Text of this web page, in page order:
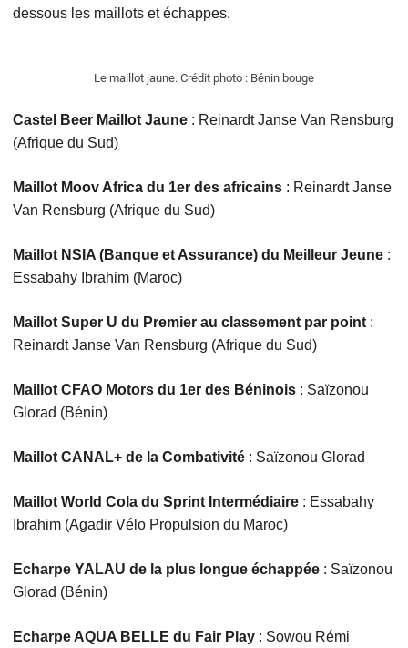
dessous les maillots et échappes.
Le maillot jaune. Crédit photo : Bénin bouge
Castel Beer Maillot Jaune: Reinardt Janse Van Rensburg
(Afrique du Sud)
Maillot Moov Africa du 1er des africains: Reinardt Janse
Van Rensburg (Afrique du Sud)
Maillot NSIA (Banque et Assurance) du Meilleur Jeune:
Essabahy Ibrahim (Maroc)
Maillot Super U du Premier au classement par point:
Reinardt Janse Van Rensburg (Afrique du Sud)
Maillot CFAO Motors du 1er des Béninois: Saïzonou
Glorad (Bénin)
Maillot CANAL+ de la Combativité: Saïzonou Glorad
Maillot World Cola du Sprint Intermédiaire: Essabahy
Ibrahim (Agadir Vélo Propulsion du Maroc)
Echarpe YALAU de la plus longue échappée: Saïzonou
Glorad (Bénin)
Echarpe AQUA BELLE du Fair Play: Sowou Rémi